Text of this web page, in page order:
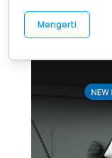
Mengerti